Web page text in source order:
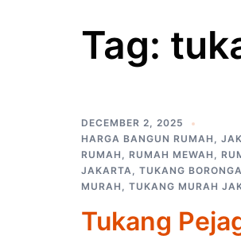
Tag:
DECEMBER 2, 2025
HARGA BANGUN RUMAH ,
RUMAH , RUMAH MEWAH ,
JAKARTA, TUKANG
MURAH , TUKANG MURAH
Tukang